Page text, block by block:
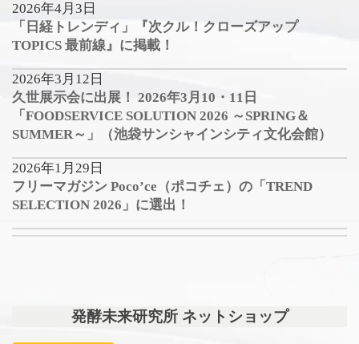
2026年4月3日
「日経トレンディ」『次クル！クローズアップ
TOPICS 最前線』に掲載！
2026年3月12日
久世展示会に出展！ 2026年3月10・11日
「FOODSERVICE SOLUTION 2026 ～SPRING＆
SUMMER～」（池袋サンシャインシティ文化会館）
2026年1月29日
フリーマガジン Poco’ce（ポコチェ）の「TREND
SELECTION 2026」に選出！
発酵未来研究所 ネットショップ